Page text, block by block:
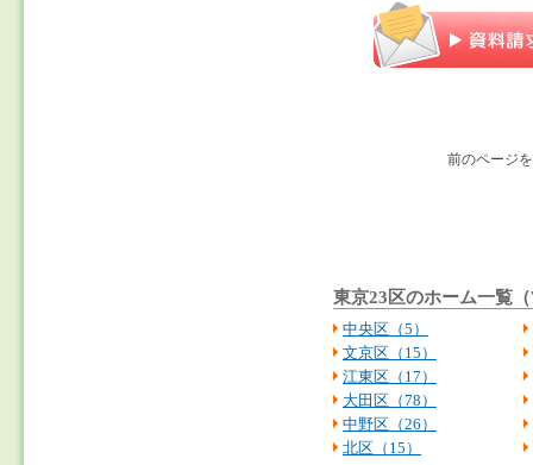
前のページ
東京23区のホーム一覧
中央区（5）
文京区（15）
江東区（17）
大田区（78）
中野区（26）
北区（15）